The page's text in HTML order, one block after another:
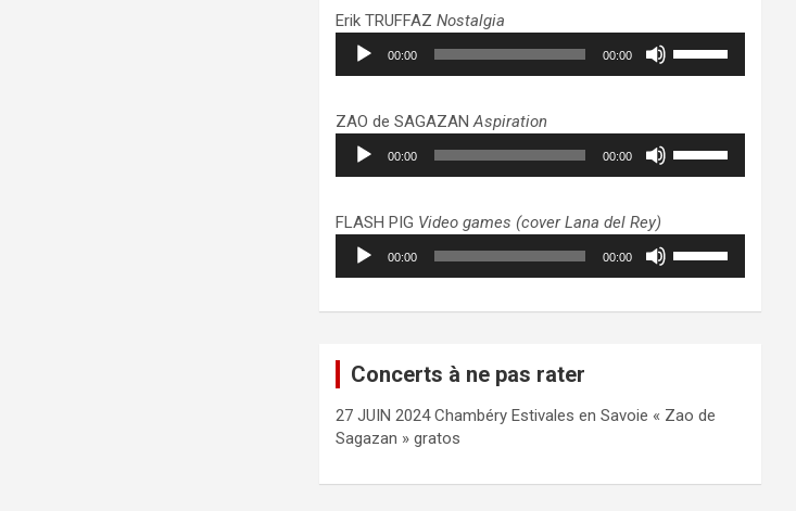
pour
augmenter
ou
volume.
Erik TRUFFAZNostalgia
Lecteur
audio
00:00 00:00
pour
augmenter
ou
volume.
ZAO de SAGAZANAspiration
Lecteur
audio
00:00 00:00
pour
augmenter
ou
FLASH PIG Video games (cover Lana del Rey)
Lecteur
audio
00:00 00:00
haut/bas
le
Concerts à ne pas rater
27 JUIN 2024 Chambéry Estivales en Savoie « Zao de
Sagazan » gratos